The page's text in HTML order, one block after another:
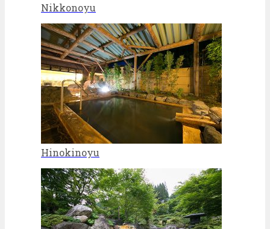
Nikkonoyu
Hinokinoyu